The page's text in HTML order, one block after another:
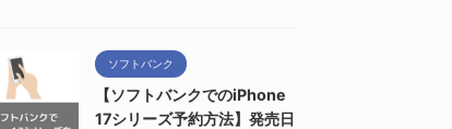
ソフトバンク
【ソフトバンクでのiPhone
17シリーズ予約方法】発売日